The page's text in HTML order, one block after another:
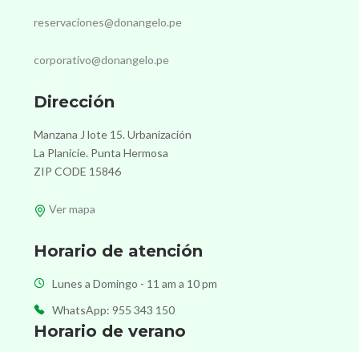
reservaciones@donangelo.pe
corporativo@donangelo.pe
Dirección
Manzana J lote 15. Urbanización
La Planicie. Punta Hermosa
ZIP CODE 15846
Ver mapa
Horario de atención
Lunes a Domingo - 11 am a 10 pm
WhatsApp: 955 343 150
Horario de verano